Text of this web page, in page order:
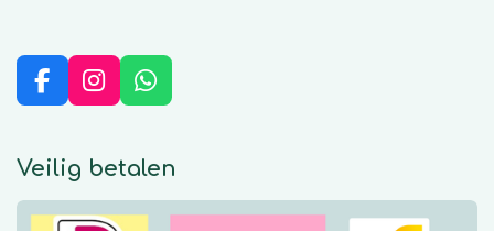
F
e
o
I
t
g
W
t
A
Veilig betalen